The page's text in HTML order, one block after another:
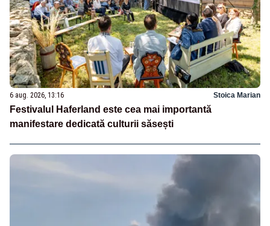
6 aug. 2026, 13:16 Stoica Marian
Festivalul Haferland este cea mai importantă
manifestare dedicată culturii săsești